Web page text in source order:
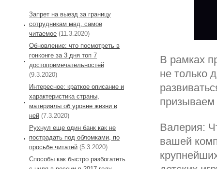
В рамках
не только
призываем
Валерия:
вашей
Запрет на выезд за границу
сотрудникам мвд, самое
читаемое (11.3.2020)
Обновление: что посмотреть в
гонконге за 3 дня топ 7
достопримечательностей
(9.3.2020)
Интересное: краткое описание и
характеристика страны,
материалы об уровне жизни в
ней (7.3.2020)
Рухнул еще один банк как не
пострадать под обломками, по
просьбе читатей (5.3.2020)
Способы как быстро разбогатеть